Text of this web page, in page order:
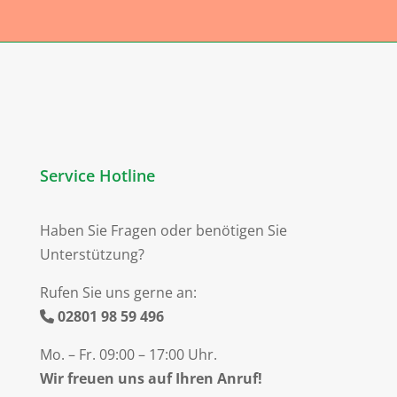
Service Hotline
Haben Sie Fragen oder benötigen Sie
Unterstützung?
Rufen Sie uns gerne an:
02801 98 59 496
Mo. – Fr. 09:00 – 17:00 Uhr.
Wir freuen uns auf Ihren Anruf!